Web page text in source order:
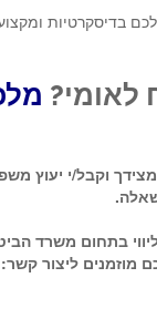
בדיסקרטיות
לאומי?
וקבל/י יעוץ
בתחום משרד
מוזמנים ליצור קשר: